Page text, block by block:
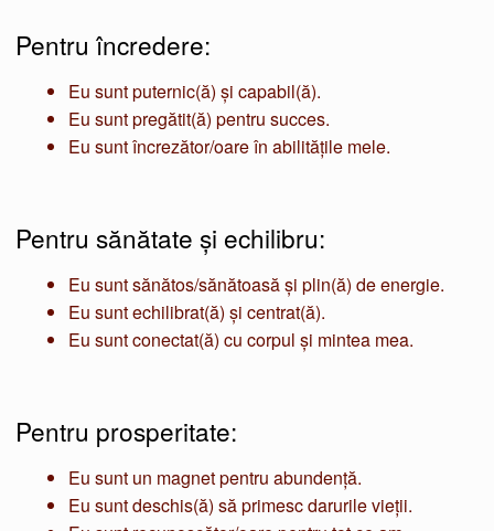
Pentru încredere:
Eu sunt puternic(ă) și capabil(ă).
Eu sunt pregătit(ă) pentru succes.
Eu sunt încrezător/oare în abilitățile mele.
Pentru sănătate și echilibru:
Eu sunt sănătos/sănătoasă și plin(ă) de energie.
Eu sunt echilibrat(ă) și centrat(ă).
Eu sunt conectat(ă) cu corpul și mintea mea.
Pentru prosperitate:
Eu sunt un magnet pentru abundență.
Eu sunt deschis(ă) să primesc darurile vieții.